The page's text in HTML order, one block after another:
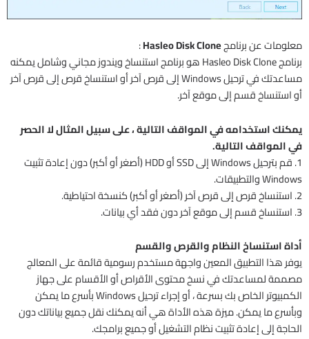
معلومات عن برنامجHasleo Disk Clone
:
برنامج Hasleo Disk Clone هو برنامج استنساخ ويندوز مجاني وشامل يمكنه
مساعدتك في ترحيل Windows إلى قرص آخر أو استنساخ قرص إلى قرص آخر
أو استنساخ قسم إلى موقع آخر.
يمكنك استخدامه في المواقف التالية ، على سبيل المثال لا الحصر
في المواقف التالية.
1. قم بترحيل Windows إلى SSD أو HDD (أصغر أو أكبر) دون إعادة تثبيت
Windows والتطبيقات.
2. استنساخ قرص إلى قرص آخر (أصغر أو أكبر) كنسخة احتياطية.
3. استنساخ قسم إلى موقع آخر دون فقد أي بيانات.
أداة استنساخ النظام والقرص والقسم
يوفر هذا التطبيق المعين واجهة مستخدم رسومية قائمة على المعالج
مصممة لمساعدتك في نسخ محتوى الأقراص أو الأقسام على جهاز
الكمبيوتر الخاص بك بسرعة ، أو إجراء ترحيل Windows بأسرع ما يمكن
وبأسرع ما يمكن. ميزة هذه الأداة هي أنه يمكنك نقل جميع بياناتك دون
الحاجة إلى إعادة تثبيت نظام التشغيل أو جميع برامجك.